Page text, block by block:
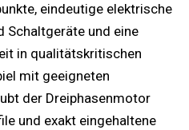
eindeutige elektrische
Schaltgeräte und eine
in qualitätskritischen
mit geeigneten
der Dreiphasenmotor
und exakt eingehaltene